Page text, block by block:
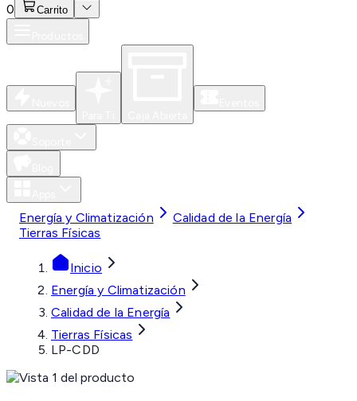
0 Carrito
Energía y Climatización
Calidad de la Energía
Tierras Físicas
Inicio
Energía y Climatización
Calidad de la Energía
Tierras Físicas
LP-CDD